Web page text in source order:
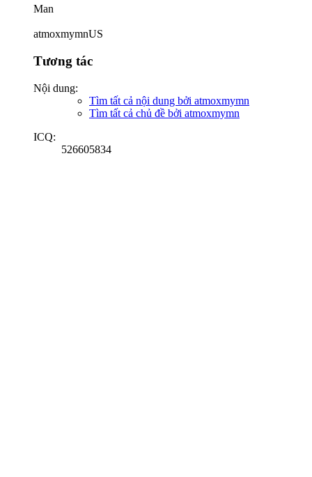
Man
atmoxmymnUS
Tương tác
Nội dung:
Tìm tất cả nội dung bởi atmoxmymn
Tìm tất cả chủ đề bởi atmoxmymn
ICQ:
526605834